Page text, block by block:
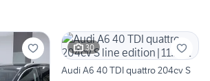
30
Audi A6 40 TDI quattro 204cv S